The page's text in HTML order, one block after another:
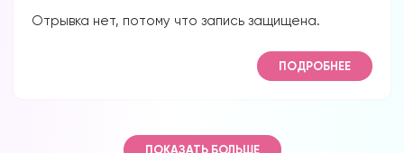
Отрывка нет, потому что запись защищена.
ПОДРОБНЕЕ
ПОКАЗАТЬ БОЛЬШЕ